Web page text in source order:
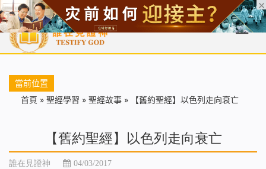
首頁 每日靈糧 天國福音 基督徒見證 信仰解答 聖經
當前位置
首頁 » 聖經學習 » 聖經故事 » 【舊約聖經】以色列走向衰亡
【舊約聖經】以色列走向衰亡
誰在見證神 04/03/2017